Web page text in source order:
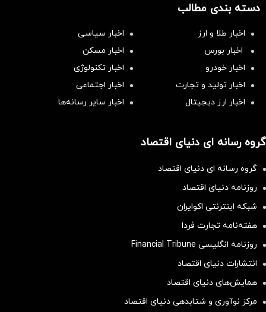
دسته بندی مطالب
اخبار طلا و ارز
اخبار سیاسی
اخبار بورس
اخبار مسکن
اخبار خودرو
اخبار تکنولوژی
اخبار تولید و تجارت
اخبار اجتماعی
اخبار ارز دیجیتال
اخبار سایر رسانه‌‌ها
گروه رسانه ای دنیای اقتصاد
گروه رسانه ای دنیای اقتصاد
روزنامه دنیای اقتصاد
شبکه اینترنتی اکوایران
هفته‌نامه تجارت فردا
روزنامه انگلیسی Financial Tribune
انتشارات دنیای اقتصاد
همایش‌های دنیای اقتصاد
مرکز نوآوری و شتابدهی دنیای اقتصاد